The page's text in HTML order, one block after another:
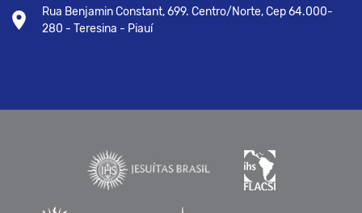
Rua Benjamin Constant, 699. Centro/Norte, Cep 64.000-
280 - Teresina - Piauí